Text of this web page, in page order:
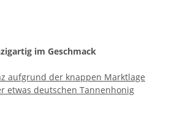
im Geschmack
aufgrund der knappen Marktlage
etwas deutschen Tannenhonig